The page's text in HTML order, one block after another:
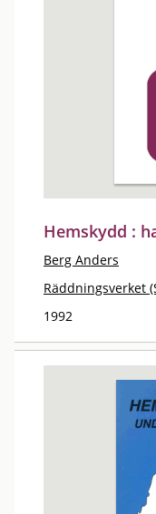
Hemskydd :
Berg Anders
Räddningsverket
1992